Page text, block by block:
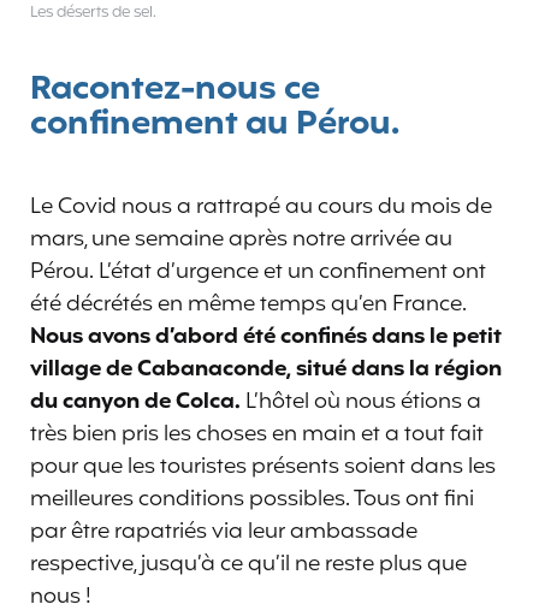
Les déserts de sel.
Racontez-nous ce
confinement au Pérou.
Le Covid nous a rattrapé au cours du mois de
mars, une semaine après notre arrivée au
Pérou. L’état d’urgence et un confinement ont
été décrétés en même temps qu’en France.
Nous avons d’abord été confinés dans le petit
village de Cabanaconde, situé dans la région
du canyon de Colca. L’hôtel où nous étions a
très bien pris les choses en main et a tout fait
pour que les touristes présents soient dans les
meilleures conditions possibles. Tous ont fini
par être rapatriés via leur ambassade
respective, jusqu’à ce qu’il ne reste plus que
nous !